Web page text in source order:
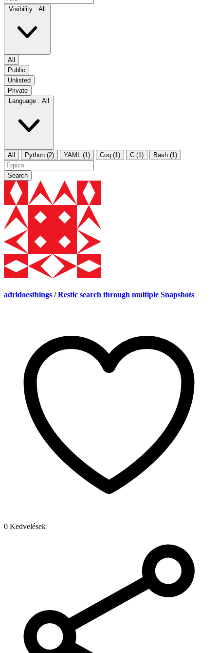
Visibility : All
All
Public
Unlisted
Private
Language : All
All Python (2) YAML (1) Coq (1) C (1) Bash (1)
Search
adridoesthings / Restic search through multiple Snapshots
0 Kedvelések